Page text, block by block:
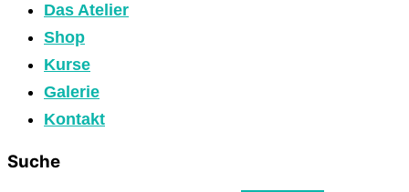
Das Atelier
Shop
Kurse
Galerie
Kontakt
Suche